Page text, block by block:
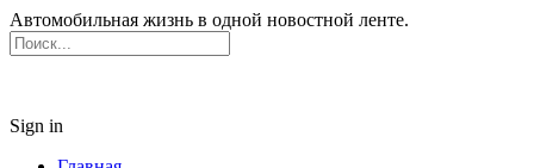
Автомобильная жизнь в одной новостной ленте.
Sign in